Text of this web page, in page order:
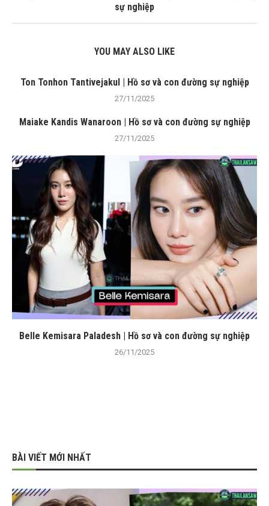
sự nghiệp
YOU MAY ALSO LIKE
Ton Tonhon Tantivejakul | Hồ sơ và con đường sự nghiệp
27/11/2025
Maiake Kandis Wanaroon | Hồ sơ và con đường sự nghiệp
27/11/2025
Belle Kemisara Paladesh | Hồ sơ và con đường sự nghiệp
26/11/2025
BÀI VIẾT MỚI NHẤT